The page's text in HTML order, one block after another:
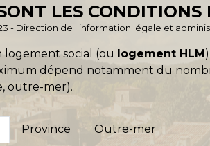
LES
- Direction de l'information légale et
social (ou logement HLM
dépend notamment du
outre-mer).
Province Outre-mer